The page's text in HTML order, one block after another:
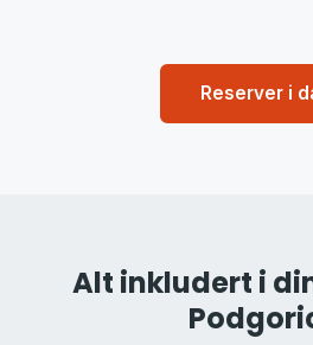
Reserver i
Alt inkludert i